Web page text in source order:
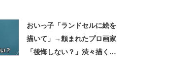
おいっ子「ランドセルに絵を
描いて」→頼まれたプロ画家
「後悔しない？」渋々描く